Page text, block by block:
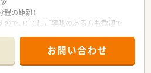
の距離！
で、OTCにご興味のある方も歓迎で
化もしやすい環境です。メリハリをつ
お問い合わせ